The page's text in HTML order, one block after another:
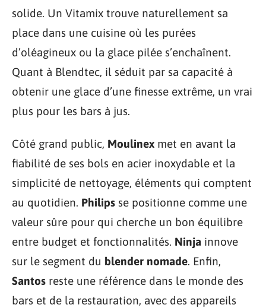
solide. Un Vitamix trouve naturellement sa
place dans une cuisine où les purées
d’oléagineux ou la glace pilée s’enchaînent.
Quant à Blendtec, il séduit par sa capacité à
obtenir une glace d’une finesse extrême, un vrai
plus pour les bars à jus.
Côté grand public, Moulinex met en avant la
fiabilité de ses bols en acier inoxydable et la
simplicité de nettoyage, éléments qui comptent
au quotidien. Philips se positionne comme une
valeur sûre pour qui cherche un bon équilibre
entre budget et fonctionnalités. Ninja innove
sur le segment du blender nomade. Enfin,
Santos reste une référence dans le monde des
bars et de la restauration, avec des appareils